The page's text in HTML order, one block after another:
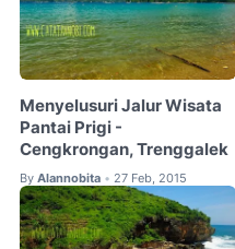
Menyelusuri Jalur Wisata
Pantai Prigi -
Cengkrongan, Trenggalek
By Alannobita • 27 Feb, 2015